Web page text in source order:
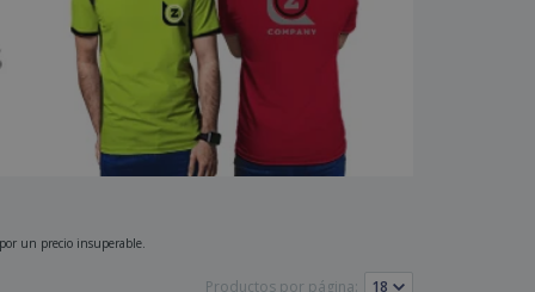
al aire
desde casa
ecológicos
un precio insuperable.
Productos por página: